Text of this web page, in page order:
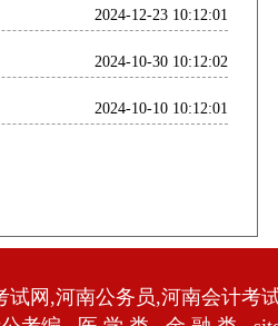
2024-12-23 10:12:01
2024-10-30 10:12:02
2024-10-10 10:12:01
试网,河南公务员,河南会计考